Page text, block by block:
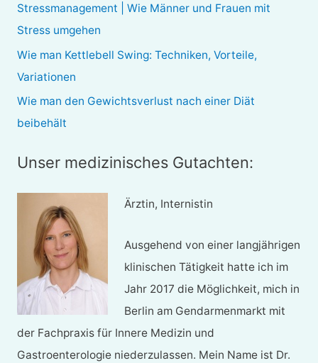
Stressmanagement | Wie Männer und Frauen mit
Stress umgehen
Wie man Kettlebell Swing: Techniken, Vorteile,
Variationen
Wie man den Gewichtsverlust nach einer Diät
beibehält
Unser medizinisches Gutachten:
Ärztin, Internistin
Ausgehend von einer langjährigen
klinischen Tätigkeit hatte ich im
Jahr 2017 die Möglichkeit, mich in
Berlin am Gendarmenmarkt mit
der Fachpraxis für Innere Medizin und
Gastroenterologie niederzulassen. Mein Name ist Dr.